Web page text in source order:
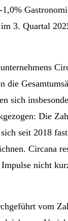
3. Quartal
die
sich
Die
seit 2018
Circana
nicht
vom